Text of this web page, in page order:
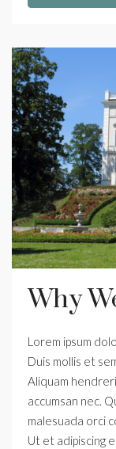
Why
Lorem ipsum
Duis mollis et
Aliquam
accumsan nec.
malesuada orci
Ut et adipiscing